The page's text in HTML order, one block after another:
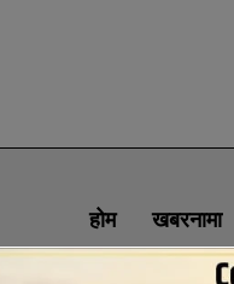
होम खबरनामा